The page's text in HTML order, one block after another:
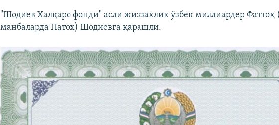
"Шодиев Халқаро фонди" асли жиззахлик ўзбек миллиардер Фаттоҳ
манбаларда Патох) Шодиевга қарашли.